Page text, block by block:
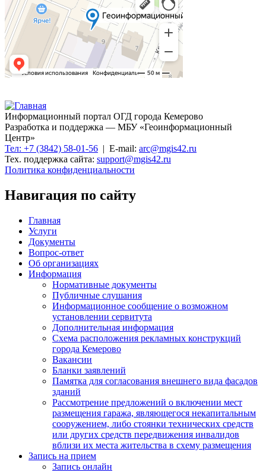
Информационный портал ОГД города Кемерово
Разработка и поддержка — МБУ «Геоинформационный
Центр»
Тел: +7 (3842) 58-01-56 | E-mail: arc@mgis42.ru
Тех. поддержка сайта: support@mgis42.ru
Политика конфиденциальности
Навигация по сайту
Главная
Услуги
Документы
Вопрос-ответ
Об организациях
Информация
Нормативные документы
Публичные слушания
Информационное сообщение о возможном
установлении сервитута
Дополнительная информация
Схема расположения рекламных конструкций
города Кемерово
Вакансии
Бланки заявлений
Памятка для согласования внешнего вида фасадов
зданий
Рассмотрение предложений о включении мест
размещения гаража, являющегося некапитальным
сооружением, либо стоянки технических средств
или других средств передвижения инвалидов
вблизи их места жительства в схему размещения
Запись на прием
Запись онлайн